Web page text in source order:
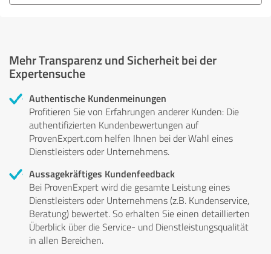
Mehr Transparenz und Sicherheit bei der
Expertensuche
Authentische Kundenmeinungen
Profitieren Sie von Erfahrungen anderer Kunden: Die
authentifizierten Kundenbewertungen auf
ProvenExpert.com helfen Ihnen bei der Wahl eines
Dienstleisters oder Unternehmens.
Aussagekräftiges Kundenfeedback
Bei ProvenExpert wird die gesamte Leistung eines
Dienstleisters oder Unternehmens (z.B. Kundenservice,
Beratung) bewertet. So erhalten Sie einen detaillierten
Überblick über die Service- und Dienstleistungsqualität
in allen Bereichen.